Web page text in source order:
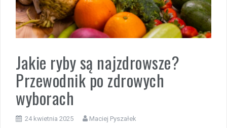
Jakie ryby są najzdrowsze?
Przewodnik po zdrowych
wyborach
24 kwietnia 2025 Maciej Pyszałek